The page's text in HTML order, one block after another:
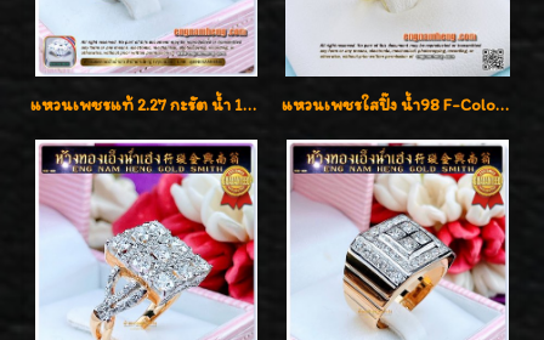
แหวนเพชรแท้ 2.27 กะรัต น้ำ 100% เบลเยี่ยมคัท ลวดลายดอกกุหลาบหรู แหวนเพชรใสปิ๊ง น้ำ98 F-Color/VVS1 น้ำหนักเพชรรวม 2.56 กะรัต ใส่เต็มนิ้วเพชรเป็นน้ำเป็นเนื้อสวยมากๆค่ะ